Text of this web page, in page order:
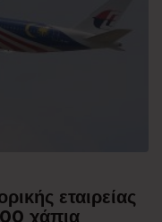
εταιρείας
χάπια